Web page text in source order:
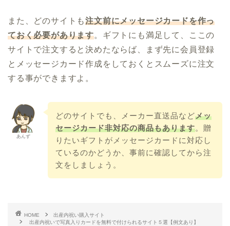
また、どのサイトも注文前にメッセージカードを作っ
ておく必要があります。ギフトにも満足して、ここの
サイトで注文すると決めたならば、まず先に会員登録
とメッセージカード作成をしておくとスムーズに注文
する事ができますよ。
あんず
どのサイトでも、メーカー直送品などメッ
セージカード非対応の商品もあります。贈
りたいギフトがメッセージカードに対応し
ているのかどうか、事前に確認してから注
文をしましょう。
HOME
出産内祝い購入サイト
出産内祝いで写真入りカードを無料で付けられるサイト５選【例文あり】